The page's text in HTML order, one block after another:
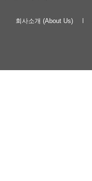
회사소개 (About Us)